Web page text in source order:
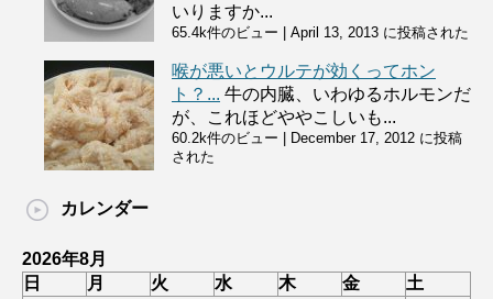
いりますか...
65.4k件のビュー April 13, 2013 に投稿された
喉が悪いとウルテが効くってホン
ト？... 牛の内臓、いわゆるホルモンだ
が、これほどややこしいも...
60.2k件のビュー
December 17, 2012 に投稿
された
カレンダー
2026年8月
日
月 火 水 木 金
土